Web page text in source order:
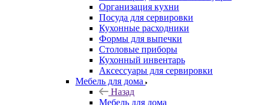
Организация кухни
Посуда для сервировки
Кухонные расходники
Формы для выпечки
Столовые приборы
Кухонный инвентарь
Аксессуары для сервировки
Мебель для дома
Назад
Мебель для дома